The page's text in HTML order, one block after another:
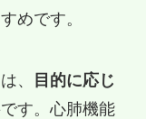
めです。
、
目的に応じ
す。心肺機能